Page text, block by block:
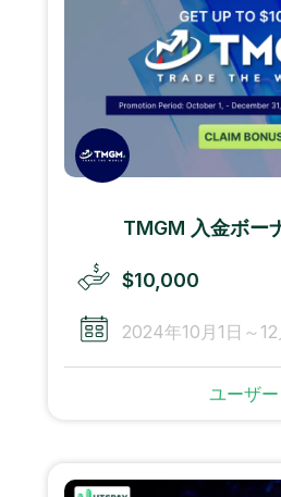
TMGM 入金ボ
$10,000
2024年10月1日～12
ユーザー